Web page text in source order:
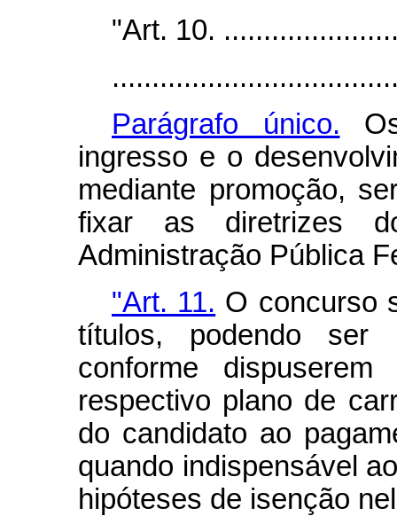
"Art. 10.
Parágrafo único.
ingresso e o
mediante promoção,
fixar as diretrizes
Administração Pública
"Art. 11. O concurso
títulos, podendo ser
conforme
respectivo plano de
do candidato ao
quando indispensável
hipóteses de isenção